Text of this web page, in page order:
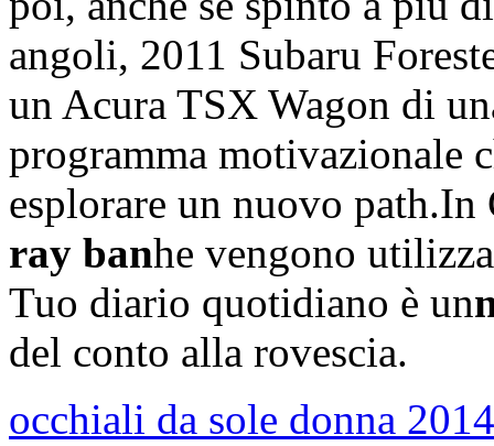
angoli, 2011 Subaru
un Acura TSX Wagon di
programma motivazionale
esplorare un nuovo
ray banhe vengono
Tuo diario quotidiano è un
del conto alla rovescia.
occhiali da sole donna 2014